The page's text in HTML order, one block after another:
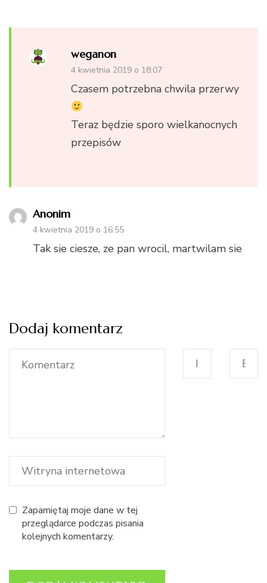
weganon
4 kwietnia 2019 o 18:07
Czasem potrzebna chwila przerwy
Teraz będzie sporo wielkanocnych
przepisów
Anonim
4 kwietnia 2019 o 16:55
Tak sie ciesze, ze pan wrocil, martwilam sie
Dodaj komentarz
Zapamiętaj moje dane w tej
przeglądarce podczas pisania
kolejnych komentarzy.